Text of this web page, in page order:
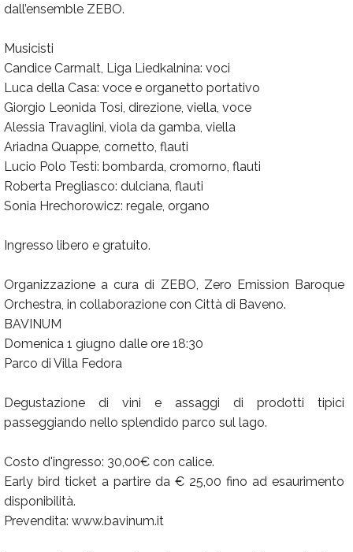
dall’ensemble ZEBO.
Musicisti
Candice Carmalt, Liga Liedkalnina: voci
Luca della Casa: voce e organetto portativo
Giorgio Leonida Tosi, direzione, viella, voce
Alessia Travaglini, viola da gamba, viella
Ariadna Quappe, cornetto, flauti
Lucio Polo Testi: bombarda, cromorno, flauti
Roberta Pregliasco: dulciana, flauti
Sonia Hrechorowicz: regale, organo
Ingresso libero e gratuito.
Organizzazione a cura di ZEBO, Zero Emission Baroque
Orchestra, in collaborazione con Città di Baveno.
BAVINUM
Domenica 1 giugno dalle ore 18:30
Parco di Villa Fedora
Degustazione di vini e assaggi di prodotti tipici
passeggiando nello splendido parco sul lago.
Costo d'ingresso: 30,00€ con calice.
Early bird ticket a partire da € 25,00 fino ad esaurimento
disponibilità.
Prevendita: www.bavinum.it